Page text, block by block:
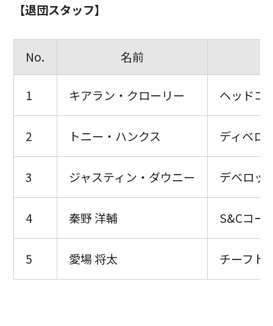
【退団スタッフ】
No. 名前
1 キアラン・クローリー ヘッドコ
2 トニー・ハンクス ディベロ
3 ジャスティン・ダウニー デベロッ
4 秦野 洋輔 S&Cコー
5 愛場 将太 チーフト